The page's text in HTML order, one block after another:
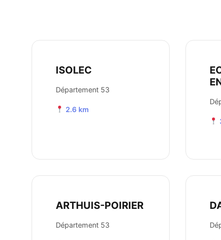
ISOLEC
Département 53
2.6 km
ARTHUIS-POIRIER
Département 53